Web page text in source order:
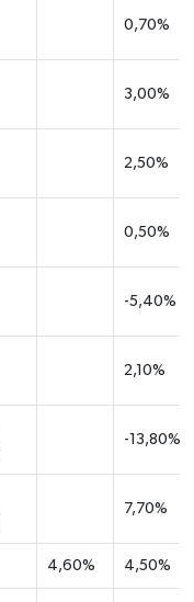
0,70%
3,00%
2,50%
0,50%
-5,40%
2,10%
-13,80%
7,70%
4,60% 4,50%